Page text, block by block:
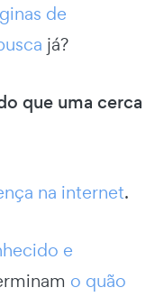
de
já?
que uma cerca
na internet.
e
o quão